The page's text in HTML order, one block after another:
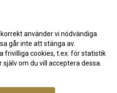
använder vi nödvändiga
går inte att stänga av.
frivilliga cookies, t.ex. för statistik
om du vill acceptera dessa.